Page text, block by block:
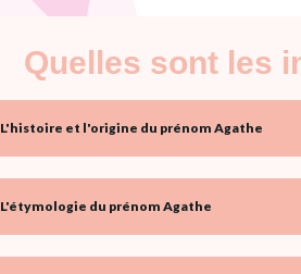
Quelles sont les
L'histoire et l'origine du prénom Agathe
L'étymologie du prénom Agathe